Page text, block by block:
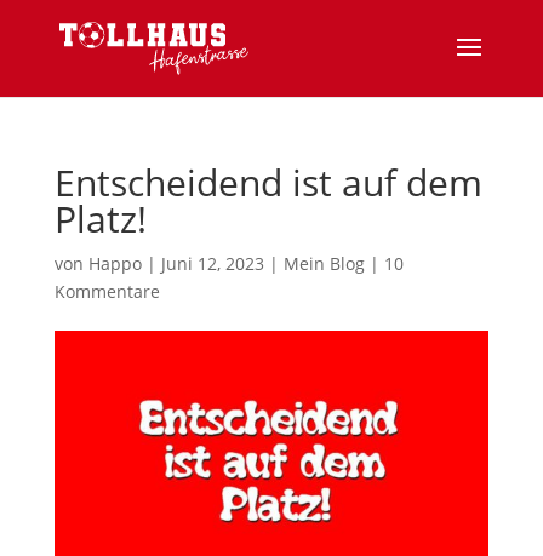
Entscheidend ist auf dem
Platz!
von Happo| Juni 12, 2023 | Mein Blog| 10
Kommentare